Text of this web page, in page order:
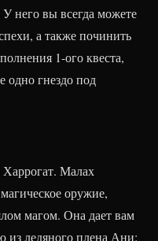
него вы всегда можете
а также починить
1-ого квеста,
одно гнездо под
Харрогат. Малах
оружие,
магом. Она дает вам
из ледяного плена Ани: